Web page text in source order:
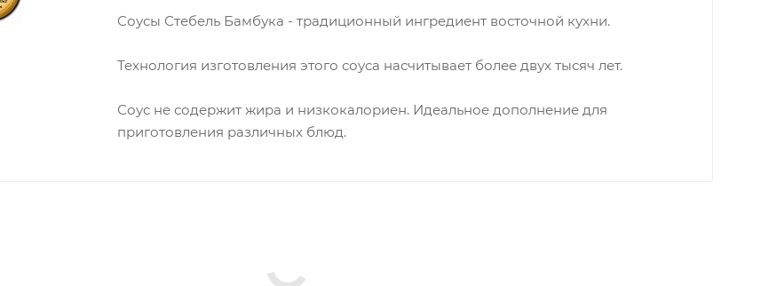
Соусы Стебель Бамбука - традиционный ингредиент восточной кухни.
Технология изготовления этого соуса насчитывает более двух тысяч лет.
Соус не содержит жира и низкокалориен. Идеальное дополнение для
приготовления различных блюд.